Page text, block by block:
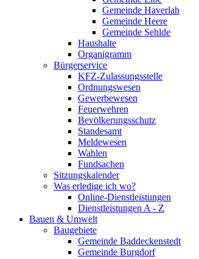
Gemeinde Haverlah
Gemeinde Heere
Gemeinde Sehlde
Haushalte
Organigramm
Bürgerservice
KFZ-Zulassungsstelle
Ordnungswesen
Gewerbewesen
Feuerwehren
Bevölkerungsschutz
Standesamt
Meldewesen
Wahlen
Fundsachen
Sitzungskalender
Was erledige ich wo?
Online-Dienstleistungen
Dienstleistungen A - Z
Bauen & Umwelt
Baugebiete
Gemeinde Baddeckenstedt
Gemeinde Burgdorf